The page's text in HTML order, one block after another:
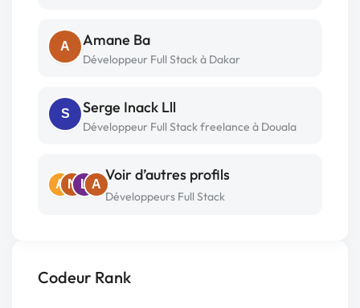
Codeur Rank
A Amane Ba
Développeur Full Stack à Dakar
S Serge Inack Lll
Développeur Full Stack freelance à Douala
A N L A
Voir d’autres profils
Développeurs Full Stack